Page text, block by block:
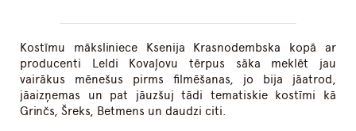
Kostīmu māksliniece Ksenija Krasnodembska kopā ar
producenti Leldi Kovaļovu tērpus sāka meklēt jau
vairākus mēnešus pirms filmēšanas, jo bija jāatrod,
jāaizņemas un pat jāuzšuj tādi tematiskie kostīmi kā
Grinčs, Šreks, Betmens un daudzi citi.